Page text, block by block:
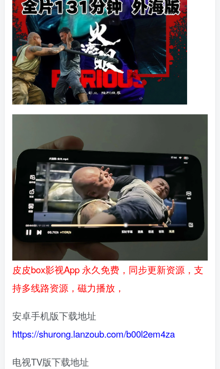
皮皮box影视App 永久免费，同步更新资源，支
持多线路资源，磁力播放，
安卓手机版下载地址
https://shurong.lanzoub.com/b00l2em4za
电视TV版下载地址